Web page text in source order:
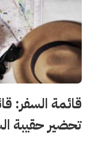
قائمة السفر:
تحضير حقيبة